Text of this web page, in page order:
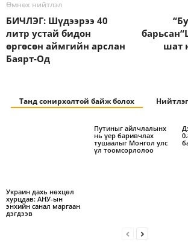
Өмнөх нийтлэл
БИЧЛЭГ: Шүдээрээ 40
литр устай бидон
өргөсөн аймгийн арслан
Баярт-Од
шат
Танд сонирхолтой байж болох
Украин дахь нөхцөл
хурцдав: АНУ-ын
энхийн санал маргаан
дэгдээв
Путиныг айлчлалынх
нь үер баривчлах
тушаалыг Монгол улс
үл тоомсорлолоо